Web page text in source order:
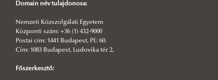
Nyári egyetemek
GMRSS
A programról
Német magyar nyári egyetem
Nemzetközi szervezetek
Domain név tulajdonosa:
Nemzeti Közszolgálati Egyetem
Központi szám: +36 (1) 432-9000
Postai cím: 1441 Budapest, Pf.: 60.
Cím: 1083 Budapest, Ludovika tér 2,
Főszerkesztő: